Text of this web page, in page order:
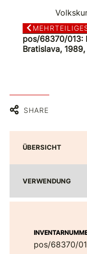
pos/68370/013:
Bratislava,
SHARE
ÜBERSICHT
VERWENDUNG
pos/68370/